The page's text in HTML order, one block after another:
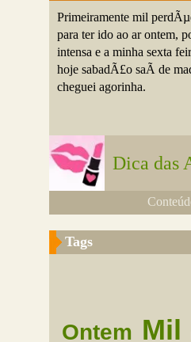
Primeiramente mil
para ter ido ao ar ontem,
intensa e a minha sexta
hoje sabadÃ£o saÃ­ de
cheguei agorinha.
Dica das
Tags
Ontem Mil